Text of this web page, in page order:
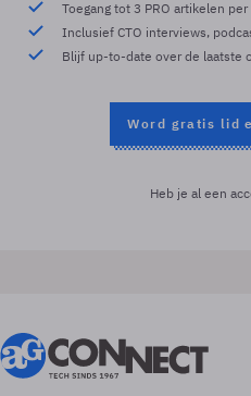
Toegang tot 3 PRO artikelen per
Inclusief CTO interviews,
Blijf up-to-date over de laatste
Word gratis lid
Heb je al een